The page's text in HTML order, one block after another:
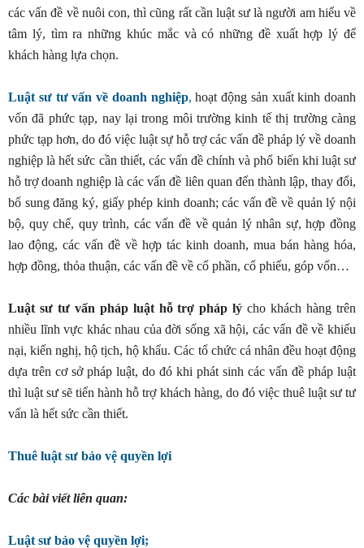
các vấn đề về nuôi con, thì cũng rất cần luật sư là người am hiểu về
tâm lý, tìm ra những khúc mắc và có những đề xuất hợp lý để
khách hàng lựa chọn.
Luật sư tư vấn về doanh nghiệp, hoạt động sản xuất kinh doanh
vốn đã phức tạp, nay lại trong môi trường kinh tế thị trường càng
phức tạp hơn, do đó việc luật sự hỗ trợ các vấn đề pháp lý về doanh
nghiệp là hết sức cần thiết, các vấn đề chính và phổ biến khi luật sư
hỗ trợ doanh nghiệp là các vấn đề liên quan đến thành lập, thay đổi,
bổ sung đăng ký, giấy phép kinh doanh; các vấn đề về quản lý nội
bộ, quy chế, quy trình, các vấn đề về quản lý nhân sự, hợp đồng
lao động, các vấn đề về hợp tác kinh doanh, mua bán hàng hóa,
hợp đồng, thỏa thuận, các vấn đề về cổ phần, cổ phiếu, góp vốn…
Luật sư tư vấn pháp luật hỗ trợ pháp lý cho khách hàng trên
nhiều lĩnh vực khác nhau của đời sống xã hội, các vấn đề về khiếu
nại, kiến nghị, hộ tịch, hộ khẩu. Các tổ chức cá nhân đều hoạt động
dựa trên cơ sở pháp luật, do đó khi phát sinh các vấn đề pháp luật
thì luật sư sẽ tiến hành hỗ trợ khách hàng, do đó việc thuê luật sư tư
vấn là hết sức cần thiết.
Thuê luật sư bảo vệ quyền lợi
Các bài viết liên quan:
Luật sư bảo vệ quyền lợi;